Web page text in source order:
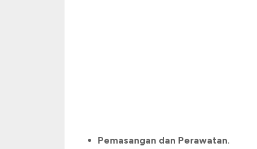
Pemasangan dan Perawatan.